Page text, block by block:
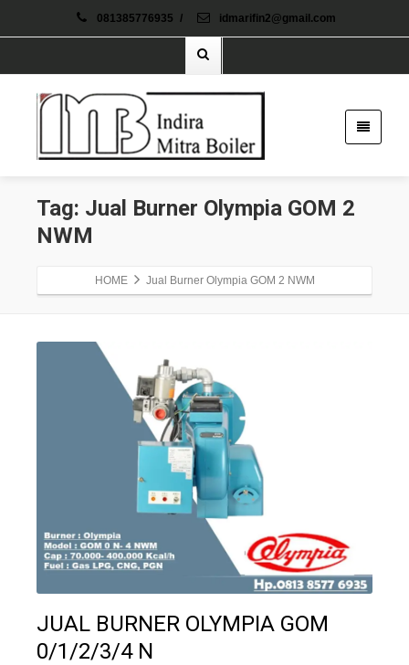
081385776935 / idmarifin2@gmail.com
Tag: Jual Burner Olympia GOM 2
NWM
HOME Jual Burner Olympia GOM 2 NWM
JUAL BURNER OLYMPIA GOM
0/1/2/3/4 N